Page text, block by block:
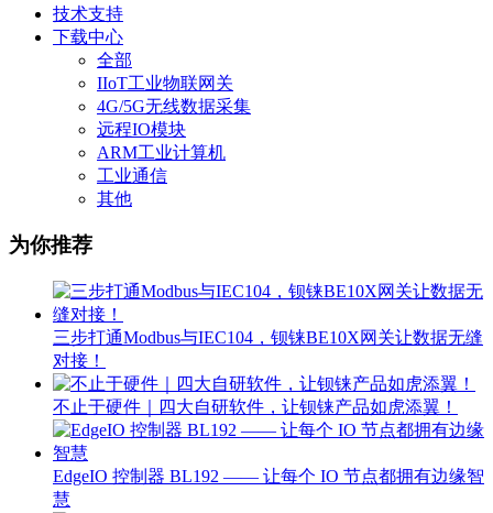
技术支持
下载中心
全部
IIoT工业物联网关
4G/5G无线数据采集
远程IO模块
ARM工业计算机
工业通信
其他
为你推荐
三步打通Modbus与IEC104，钡铼BE10X网关让数据无缝
对接！
不止于硬件｜四大自研软件，让钡铼产品如虎添翼！
EdgeIO 控制器 BL192 —— 让每个 IO 节点都拥有边缘智
慧